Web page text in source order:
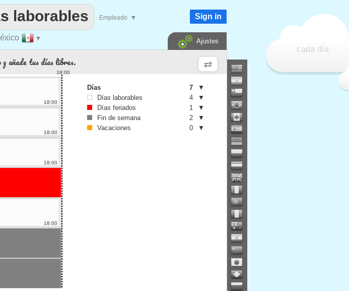
cada día
▼
laborables Empleado ▼ Sign in
Ajustes
añade tus días libres.
18:00
18:00
18:00
18:00
18:00
Días 7
▼
Días laborables
4
▼
Días feriados
1
▼
Fin de semana
2
▼
Vacaciones
0 ▼